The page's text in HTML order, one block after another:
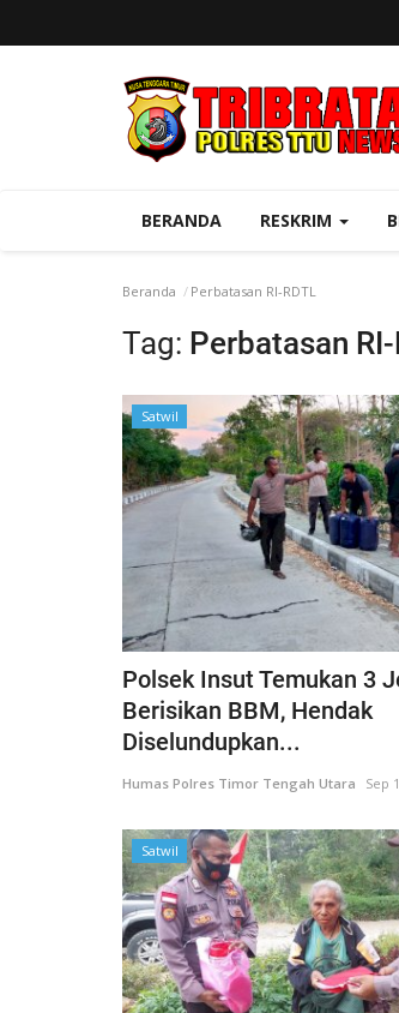
BERANDA RESKRIM
Beranda Perbatasan RI-RDTL
Tag: Perbatasan RI-
Satwil
Polsek Insut Temukan 3
Berisikan BBM, Hendak
Diselundupkan...
Humas Polres Timor Tengah Utara Sep
Satwil